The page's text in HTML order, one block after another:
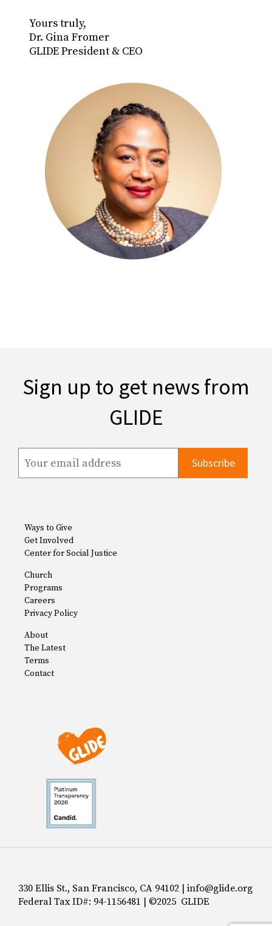
Yours truly,
Dr. Gina Fromer
GLIDE President & CEO
Sign up to get news from
GLIDE
Ways to Give
Get Involved
Center for Social Justice
Church
Programs
Careers
Privacy Policy
About
The Latest
Terms
Contact
330 Ellis St., San Francisco, CA 94102 | info@glide.org
Federal Tax ID#: 94-1156481 | ©2025 GLIDE